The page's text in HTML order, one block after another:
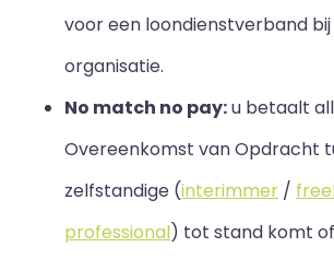
voor een loondienstverband bij
organisatie.
No match no pay:u betaalt
Overeenkomst van Opdracht
zelfstandige (interimmer /
professional) tot stand komt